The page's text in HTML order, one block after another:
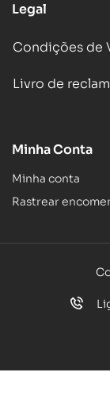
Legal
Condições de
Livro de
Minha Conta
Minha conta
Rastrear